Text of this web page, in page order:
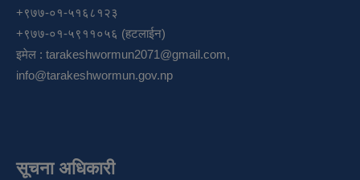
+९७७-०१-५१६८१२३
+९७७-०१-५९११०५६ (हटलाईन)
इमेल : tarakeshwormun2071@gmail.com,
info@tarakeshwormun.gov.np
सूचना अधिकारी